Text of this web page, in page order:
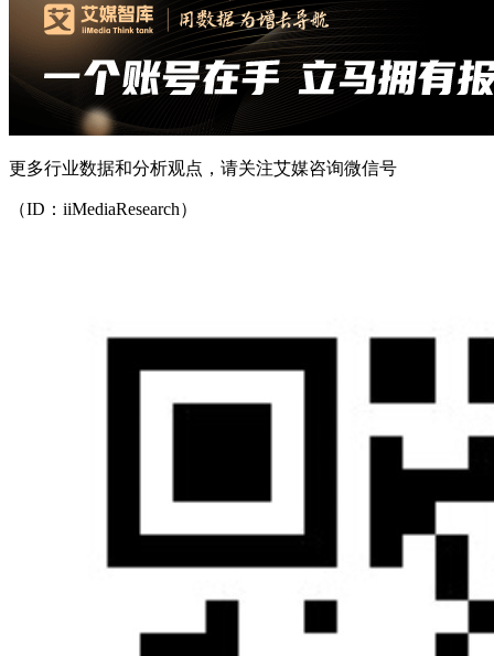
更多行业数据和分析观点，请关注艾媒咨询微信号
（ID：iiMediaResearch）